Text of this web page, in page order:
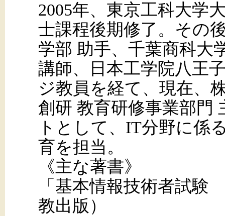
2005年、東京工科大学
士課程後期修了。その
学部 助手、千葉商科大
講師、日本工学院八王
ジ教員を経て、現在、
創研 教育研修事業部門
トとして、IT分野に係
育を担当。
《主な著書》
「基本情報技術者試
教出版）